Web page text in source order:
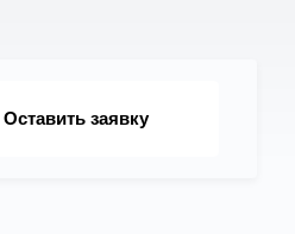
Оставить заявку